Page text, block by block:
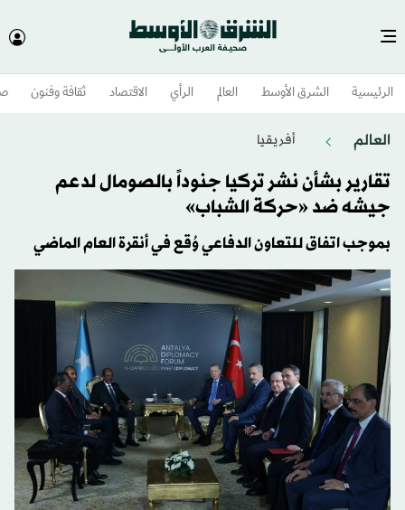
الرئيسية الشرق الأوسط​ العالم الرأي الاقتصاد ثقافة وفنون
العالم أفريقيا
تقارير بشأن نشر تركيا جنوداً بالصومال لدعم
جيشه ضد «حركة الشباب»
بموجب اتفاق للتعاون الدفاعي وُقع في أنقرة العام الماضي